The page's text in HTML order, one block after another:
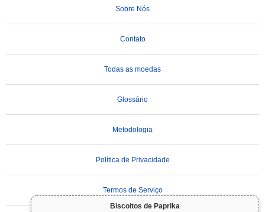
Biscoitos de Paprika
Sobre Nós
Contato
Todas as moedas
Glossário
Metodologia
Política de Privacidade
Termos de Serviço